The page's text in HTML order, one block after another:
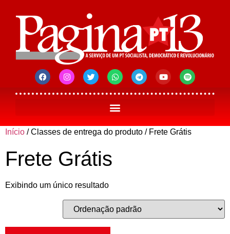
Início / Classes de entrega do produto / Frete Grátis
Frete Grátis
Exibindo um único resultado